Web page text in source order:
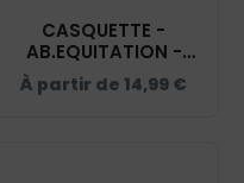
CASQUETTE -
AB.EQUITATION -
NAVY - BF015
À partir de 14,99 €